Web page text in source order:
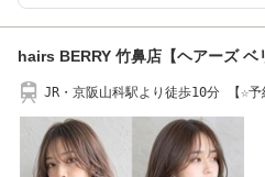
hairs BERRY 竹鼻店【ヘアーズ ベ
JR・京阪山科駅より徒歩10分 【☆